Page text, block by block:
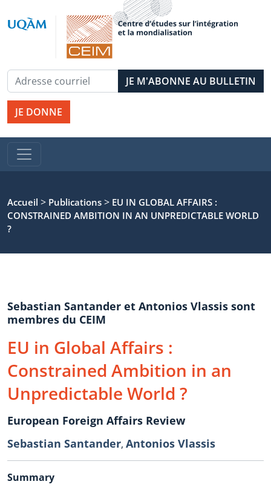
JE DONNE
Accueil > Publications > EU IN GLOBAL AFFAIRS :
CONSTRAINED AMBITION IN AN UNPREDICTABLE WORLD
?
Sebastian Santander et Antonios Vlassis sont
membres du CEIM
EU in Global Affairs :
Constrained Ambition in an
Unpredictable World ?
European Foreign Affairs Review
Sebastian Santander, Antonios Vlassis
Summary